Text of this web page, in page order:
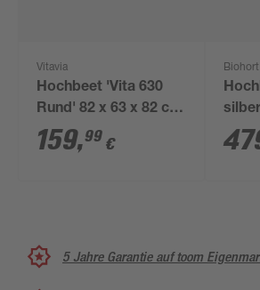
Vitavia
Hochbeet 'Vita 630
Rund' 82 x 63 x 82 cm
schwarz
159,99 €
Biohort
cm
5 Jahre Garantie auf toom